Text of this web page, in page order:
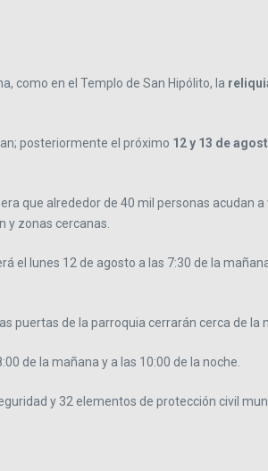
como en el Templo de San Hipólito, la
posteriormente el próximo 12 y 13 de
que alrededor de 40 mil personas acudan
y zonas cercanas.
el lunes 12 de agosto a las 7:30 de la
puertas de la parroquia cerrarán cerca de la
de la mañana y a las 10:00 de la noche.
y 32 elementos de protección civil